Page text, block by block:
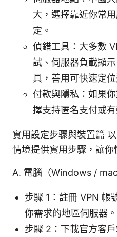
大，選擇靠近你常
定。
偵錯工具：大多數
試、伺服器負載顯
具，善用可快速定位
付款與隱私：如果
擇支持匿名支付或
實用設定步骤與裝置篇
情境提供實用步驟，讓你
A. 電腦（Windows /
步驟 1：註冊 VPN 帳
你需求的地區伺服器。
步驟 2：下載官方客